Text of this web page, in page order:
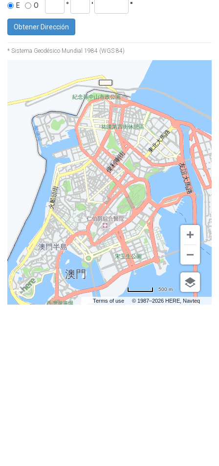
E
O ° ' ''
Obtener Dirección
* Sistema Geodésico Mundial 1984 (WGS 84)
Terms of use © 1987–2026 HERE, Navteq
500 m